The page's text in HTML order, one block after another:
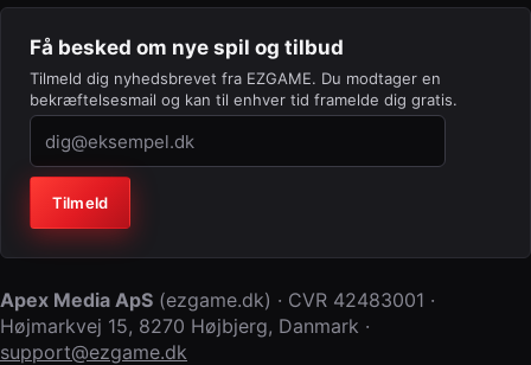
Få besked om nye spil og tilbud
Tilmeld dig nyhedsbrevet fra EZGAME. Du modtager en
bekræftelsesmail og kan til enhver tid framelde dig gratis.
Virksomhed (lad feltet stå tomt)
Tilmeld
Apex Media ApS (ezgame.dk) · CVR 42483001 ·
Højmarkvej 15, 8270 Højbjerg, Danmark ·
support@ezgame.dk